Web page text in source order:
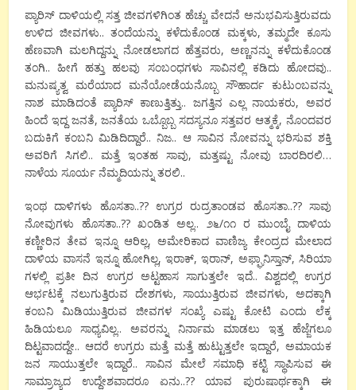
ಪ್ಯಾರಿಸ್ ದಾಳಿಯಲ್ಲಿ ಸತ್ತ ಜೀವಗಳಿಗಿಂತ ಹೆಚ್ಚು ವೇದನೆ ಅನುಭವಿಸುತ್ತಿರುವದು
ಉಳಿದ ಜೀವಗಳು.. ತಂದೆಯನ್ನು ಕಳೆದುಕೊಂಡ ಮಕ್ಕಳು, ತಮ್ಮದೇ ಕೂಸು
ಹೆಣವಾಗಿ ಮಲಗಿದ್ದನ್ನು ನೋಡಲಾಗದ ಹೆತ್ತವರು, ಅಣ್ಣನನ್ನು ಕಳೆದುಕೊಂಡ
ತಂಗಿ.. ಹೀಗೆ ಹತ್ತು ಹಲವು ಸಂಬಂಧಗಳು ಸಾವಿನಲ್ಲಿ ಕಡಿದು ಹೋದವು..
ಮನುಷ್ಯತ್ವ ಮರೆಯಾದ ಮನೆಯೋಡೆಯನೊಬ್ಬ ಸೌಹಾರ್ದ ಕುಟುಂಬವನ್ನು
ನಾಶ ಮಾಡಿದಂತೆ ಪ್ಯಾರಿಸ್ ಕಾಣುತ್ತಿತ್ತು.. ಜಗತ್ತಿನ ಎಲ್ಲ ನಾಯಕರು, ಅವರ
ಹಿಂದೆ ಇದ್ದ ಜನತೆ, ಜನತೆಯ ಒಬ್ಬೊಬ್ಬ ಸದಸ್ಯನೂ ಸತ್ತವರ ಆತ್ಮಕ್ಕೆ, ನೊಂದವರ
ಬದುಕಿಗೆ ಕಂಬನಿ ಮಿಡಿದಿದ್ದಾರೆ.. ನಿಜ.. ಆ ಸಾವಿನ ನೋವನ್ನು ಭರಿಸುವ ಶಕ್ತಿ
ಅವರಿಗೆ ಸಿಗಲಿ.. ಮತ್ತೆ ಇಂತಹ ಸಾವು, ಮತ್ತಷ್ಟು ನೋವು ಬಾರದಿರಲಿ…
ನಾಳೆಯ ಸೂರ್ಯ ನೆಮ್ಮದಿಯನ್ನು ತರಲಿ..
ಇಂಥ ದಾಳಿಗಳು ಹೊಸತಾ..?? ಉಗ್ರರ ರುದ್ರತಾಂಡವ ಹೊಸತಾ..?? ಸಾವು
ನೋವುಗಳು ಹೊಸತಾ..?? ಖಂಡಿತ ಅಲ್ಲ.. ೨೬/೧೧ ರ ಮುಂಬೈ ದಾಳಿಯ
ಕಣ್ಣೀರಿನ ತೇವ ಇನ್ನೂ ಆರಿಲ್ಲ, ಅಮೇರಿಕಾದ ವಾಣಿಜ್ಯ ಕೇಂದ್ರದ ಮೇಲಾದ
ದಾಳಿಯ ವಾಸನೆ ಇನ್ನೂ ಹೋಗಿಲ್ಲ, ಇರಾಕ್, ಇರಾನ್, ಅಫ್ಘಾನಿಸ್ತಾನ್, ಸಿರಿಯಾ
ಗಳಲ್ಲಿ ಪ್ರತೀ ದಿನ ಉಗ್ರರ ಅಟ್ಟಹಾಸ ಸಾಗುತ್ತಲೇ ಇದೆ.. ವಿಶ್ವದಲ್ಲಿ ಉಗ್ರರ
ಆರ್ಭಟಕ್ಕೆ ನಲುಗುತ್ತಿರುವ ದೇಶಗಳು, ಸಾಯುತ್ತಿರುವ ಜೀವಗಳು, ಅದಕ್ಕಾಗಿ
ಕಂಬನಿ ಮಿಡಿಯುತ್ತಿರುವ ಜೀವಗಳ ಸಂಖ್ಯೆ ಎಷ್ಟು ಕೋಟಿ ಎಂದು ಲೆಕ್ಕ
ಹಿಡಿಯಲೂ ಸಾಧ್ಯವಿಲ್ಲ.. ಅವರನ್ನು ನಿರ್ನಾಮ ಮಾಡಲು ಇತ್ತ ಹೆಜ್ಜೆಗಲೂ
ದಿಟ್ಟವಾದದ್ದೇ.. ಆದರೆ ಉಗ್ರರು ಮತ್ತೆ ಮತ್ತೆ ಹುಟ್ಟುತ್ತಲೇ ಇದ್ದಾರೆ, ಅಮಾಯಕ
ಜನ ಸಾಯುತ್ತಲೇ ಇದ್ದಾರೆ.. ಸಾವಿನ ಮೇಲೆ ಸಮಾಧಿ ಕಟ್ಟಿ ಸ್ಥಾಪಿಸುವ ಈ
ಸಾಮ್ರಾಜ್ಯದ ಉದ್ದೇಶವಾದರೂ ಏನು..?? ಯಾವ ಪುರುಷಾರ್ಥಕ್ಕಾಗಿ ಈ